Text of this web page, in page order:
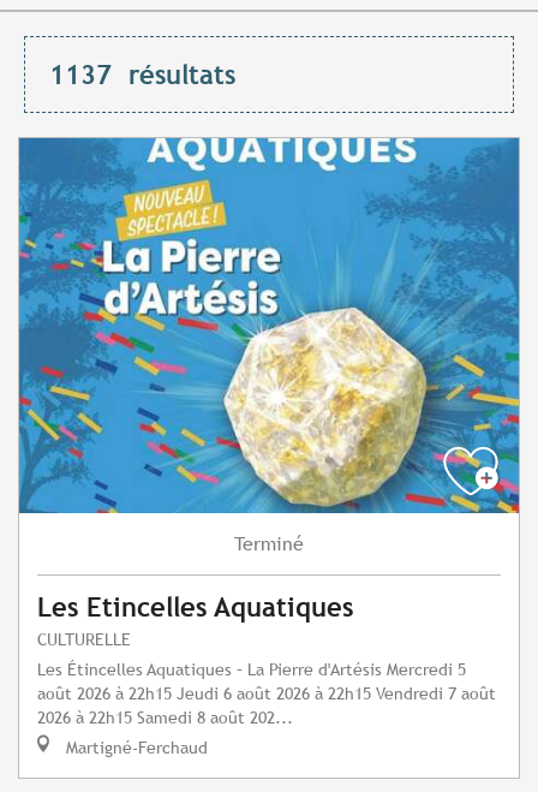
1137 résultats
Terminé
Les Etincelles Aquatiques
CULTURELLE
Les Étincelles Aquatiques – La Pierre d'Artésis Mercredi 5
août 2026 à 22h15 Jeudi 6 août 2026 à 22h15 Vendredi 7 août
2026 à 22h15 Samedi 8 août 202...
Martigné-Ferchaud